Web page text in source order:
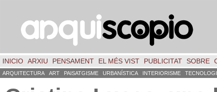
INICIO ARXIU PENSAMENT EL MÉS VIST PUBLICITAT SOBRE
ARQUITECTURA ART PAISATGISME URBANÍSTICA INTERIORISME